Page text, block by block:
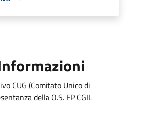
CUG (Comitato Unico di
della O.S. FP CGIL